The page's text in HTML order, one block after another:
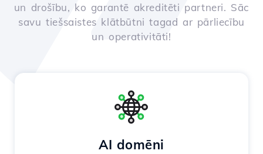
un drošību, ko garantē akreditēti partneri. Sāc
savu tiešsaistes klātbūtni tagad ar pārliecību
un operativitāti!
AI domēni